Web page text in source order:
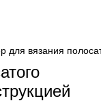
для вязания